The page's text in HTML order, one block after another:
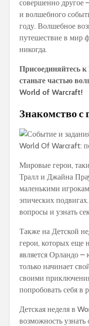
совершенно другое
и волшебного
году. Волшебное
путешествие в мир
никогда.
Присоединяйтесь
станьте частью
World of Warcraft!
Знакомство с
Мировые герои,
Тралл и Джайна
маленькими
эпических
вопросы и узнать
Также на Детской
герои, которых еще
является Орландо
только начинает
своими
попробовать себя в
Детская неделя в
возможность узнать